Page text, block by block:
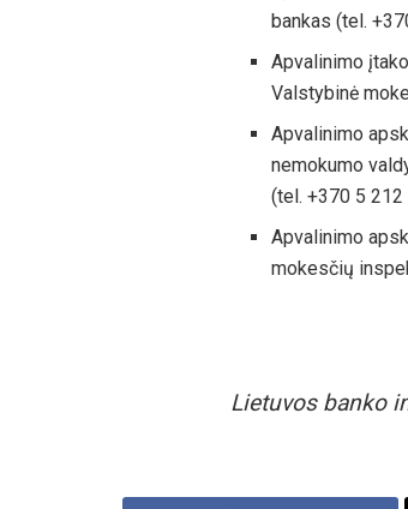
bankas (tel.
Apvalinimo
Valstybinė
Apvalinimo
nemokumo
(tel. +370 5 212
Apvalinimo
mokesčių
Lietuvos banko